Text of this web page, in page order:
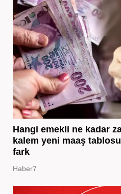
Hangi emekli ne kadar
kalem yeni maaş
fark
Haber7